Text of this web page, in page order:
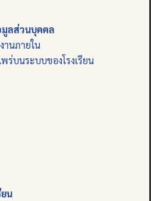
มูลส่วนบุคคล
านภายใน
ร่บนระบบของโรงเรียน
ยน